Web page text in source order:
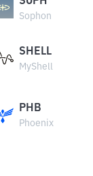
Sophon
SHELL
MyShell
PHB
Phoenix